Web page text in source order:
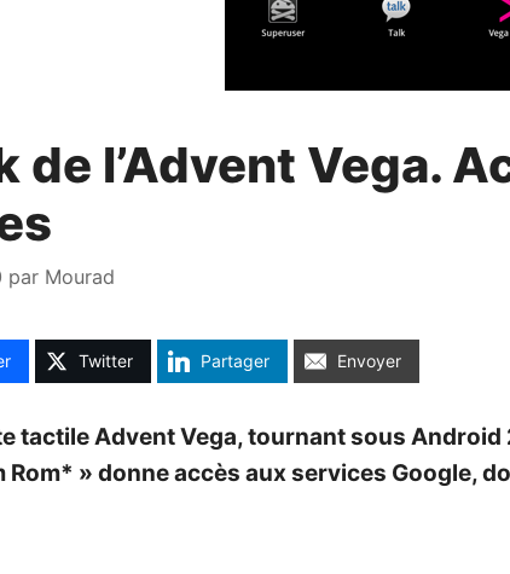
de l’Advent Vega.
par Mourad
Twitter Partager Envoyer
tactile Advent Vega, tournant sous
Rom* » donne accès aux services Google,